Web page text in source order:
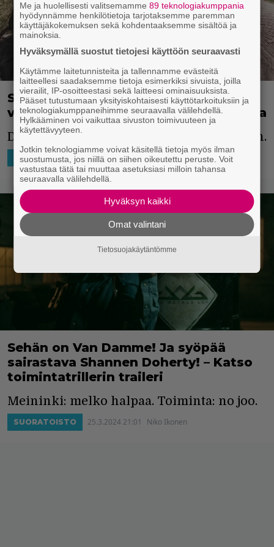
Syöpäsairas Shannen Doherty
valmistautuu parhaillaan kuolemaansa
Doherty aikoo kuitenkin jatkaa taisteluaan.
AJATTELEMISEN AIHETTA 4.4.2024 15:15 Niko Ikonen
Sehän on Van Damme! Ja syöpää
sairastava Shannen Doherty! – Katso
toimintatrillerin traileri
Meininki: melko halpaa. Toiminta: no joo.
SUORATOISTO 25.3.2024 21:01 Niko Ikonen
Me ja huolellisesti valitsemamme89 teknologiakumppania
hyödynnämme henkilötietoja tarjotaksemme paremman
käyttäjäkokemuksen sekä kohdentaaksemme sisältöä ja
mainoksia.
Hyväksymällä suostut tietojesi käyttöön seuraavasti
Käytämme laitetunnisteita ja tallennamme evästeitä
laitteellesi saadaksemme tietoja esimerkiksi sivuista, joilla
vierailit, IP-osoitteestasi sekä laitteesi ominaisuuksista.
Pääset tutustumaan yksityiskohtaisesti käyttötarkoituksiin ja
teknologiakumppaneihimme seuraavalla välilehdellä.
Hylkääminen voi vaikuttaa sivuston toimivuuteen ja
käytettävyyteen.
Jotkin teknologiamme voivat käsitellä tietoja myös ilman
suostumusta, jos niillä on siihen oikeutettu peruste. Voit
vastustaa tätä tai muuttaa asetuksiasi milloin tahansa
seuraavalla välilehdellä.
Hyväksyn kaikki
Omat valintani
Tietosuojakäytäntömme